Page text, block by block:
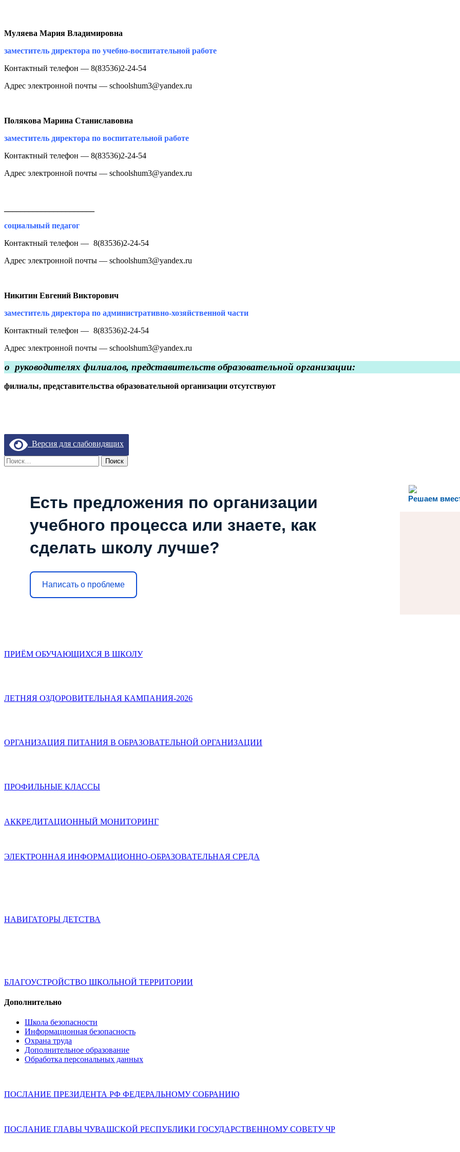
Муляева Мария Владимировна
заместитель директора по учебно-воспитательной работе
Контактный телефон — 8(83536)2-24-54
Адрес электронной почты — schoolshum3@yandex.ru
Полякова Марина Станиславовна
заместитель директора по воспитательной работе
Контактный телефон — 8(83536)2-24-54
Адрес электронной почты — schoolshum3@yandex.ru
социальный педагог
Контактный телефон — 8(83536)2-24-54
Адрес электронной почты — schoolshum3@yandex.ru
Никитин Евгений Викторович
заместитель директора по административно-хозяйственной части
Контактный телефон — 8(83536)2-24-54
Адрес электронной почты — schoolshum3@yandex.ru
о руководителях филиалов, представительств образовательной организации:
филиалы, представительства образовательной организации отсутствуют
Версия для слабовидящих
Найти:
Решаем
Есть предложения по организации
учебного процесса или знаете, как
сделать школу лучше?
Написать о проблеме
ПРИЁМ ОБУЧАЮЩИХСЯ В ШКОЛУ
ЛЕТНЯЯ ОЗДОРОВИТЕЛЬНАЯ КАМПАНИЯ-2026
ОРГАНИЗАЦИЯ ПИТАНИЯ В ОБРАЗОВАТЕЛЬНОЙ ОРГАНИЗАЦИИ
ПРОФИЛЬНЫЕ КЛАССЫ
АККРЕДИТАЦИОННЫЙ МОНИТОРИНГ
ЭЛЕКТРОННАЯ ИНФОРМАЦИОННО-ОБРАЗОВАТЕЛЬНАЯ СРЕДА
НАВИГАТОРЫ ДЕТСТВА
БЛАГОУСТРОЙСТВО ШКОЛЬНОЙ ТЕРРИТОРИИ
Дополнительно
Школа безопасности
Информационная безопасность
Охрана труда
Дополнительное образование
Обработка персональных данных
ПОСЛАНИЕ ПРЕЗИДЕНТА РФ ФЕДЕРАЛЬНОМУ СОБРАНИЮ
ПОСЛАНИЕ ГЛАВЫ ЧУВАШСКОЙ РЕСПУБЛИКИ ГОСУДАРСТВЕННОМУ СОВЕТУ ЧР